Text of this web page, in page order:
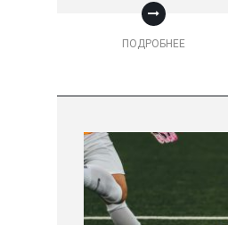
ПОДРОБНЕЕ